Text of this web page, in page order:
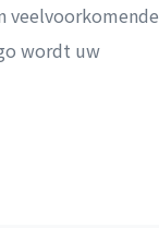
veelvoorkomende
wordt uw